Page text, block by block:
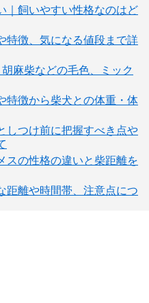
｜飼いやすい性格なのはど
特徴、気になる値段まで詳
麻柴などの毛色、ミック
特徴から柴犬との体重・体
しつけ前に把握すべき点や
スの性格の違いと柴距離を
距離や時間帯、注意点につ